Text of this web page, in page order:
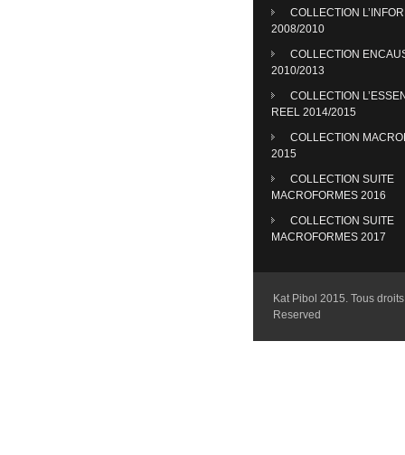
COLLECTION
2008/2010
COLLECTION
2010/2013
COLLECTION
REEL 2014/2015
COLLECTION
2015
COLLECTION SUITE
MACROFORMES 2016
COLLECTION SUITE
MACROFORMES 2017
Kat Pibol 2015. Tous
Reserved